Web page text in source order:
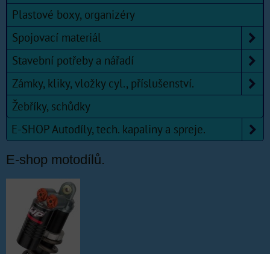
Plastové boxy, organizéry
Spojovací materiál
Stavební potřeby a nářadí
Zámky, kliky, vložky cyl., příslušenství.
Žebříky, schůdky
E-SHOP Autodíly, tech. kapaliny a spreje.
E-shop motodílů.